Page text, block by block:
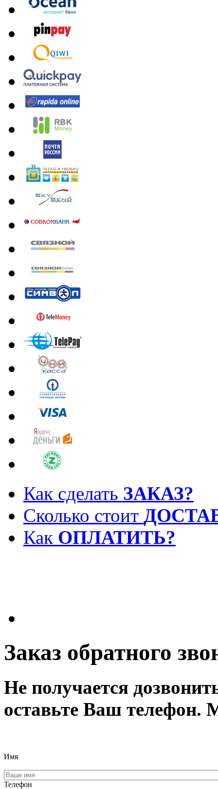
Как сделать ЗАКАЗ?
Сколько стоит
Как ОПЛАТИТЬ?
Заказ обратного
Не получается
оставьте Ваш
Имя
Телефон